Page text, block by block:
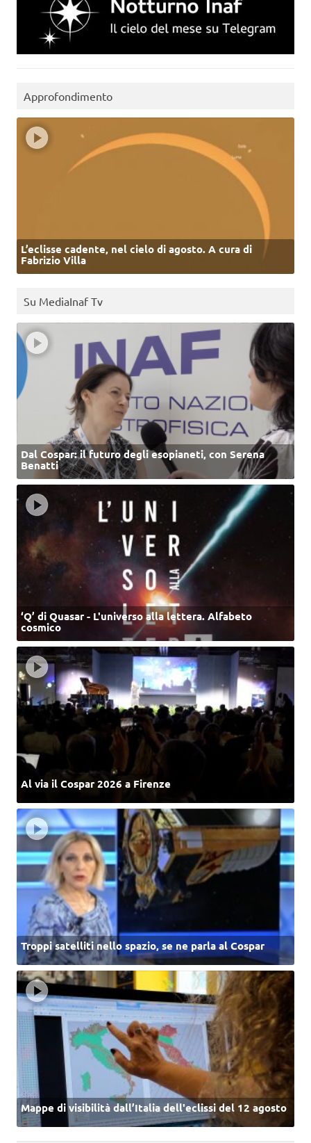
Approfondimento
L’eclisse cadente, nel cielo di agosto. A cura di
Fabrizio Villa
Su MediaInaf Tv
Dal Cospar: il futuro degli esopianeti, con Serena
Benatti
‘Q’ di Quasar - L'universo alla lettera. Alfabeto
cosmico
Al via il Cospar 2026 a Firenze
Troppi satelliti nello spazio, se ne parla al Cospar
Mappe di visibilità dall’Italia dell'eclissi del 12 agosto